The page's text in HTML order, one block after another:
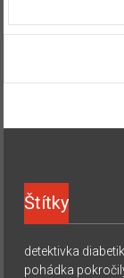
Štítky
detektivka
pohádka